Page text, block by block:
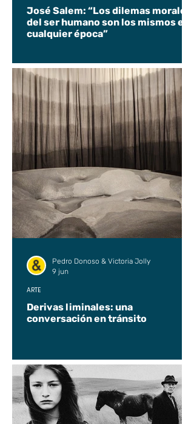
José Salem: “Los dilemas morales
del ser humano son los mismos en
cualquier época”
Derivas liminales: una
conversación en tránsito
ARTE
Pedro Donoso & Victoria Jolly
9 jun